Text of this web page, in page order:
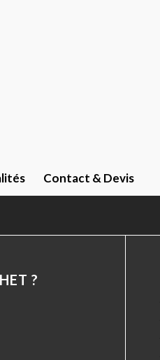
Contact & Devis
?